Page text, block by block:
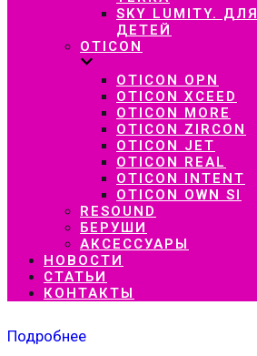
SKY LUMITY. ДЛЯ
ДЕТЕЙ
OTICON
OTICON OPN
OTICON XCEED
OTICON MORE
OTICON ZIRCON
OTICON JET
OTICON REAL
OTICON INTENT
OTICON OWN SI
RESOUND
БЕРУШИ
АКСЕССУАРЫ
НОВОСТИ
СТАТЬИ
КОНТАКТЫ
Подробнее